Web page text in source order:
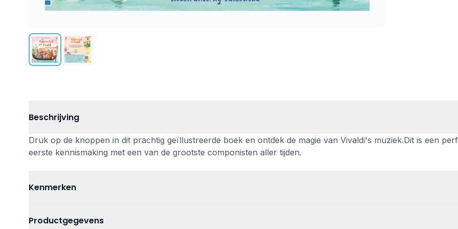
Beschrijving
Druk op de knoppen in dit prachtig geïllustreerde boek en ontdek de magie van Vivaldi's muziek.Dit is een
eerste kennismaking met een van de grootste componisten aller tijden.
Kenmerken
Productgegevens